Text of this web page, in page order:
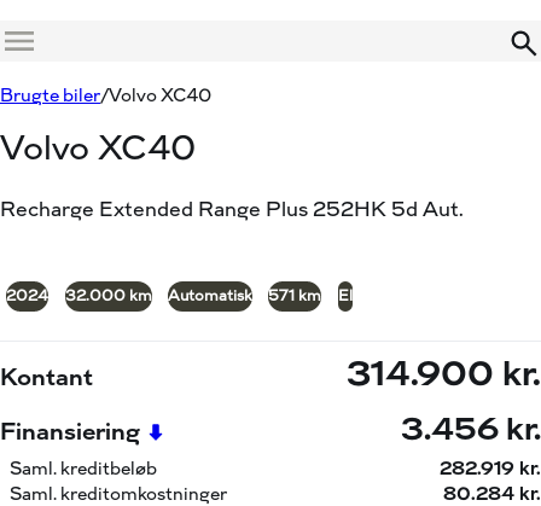
Menu
Brugte biler Volvo XC40
Volvo XC40
Recharge Extended Range Plus 252HK 5d Aut.
2024 32.000 km Automatisk 571 km El
Kontant 314.900 kr.
Finansiering 3.456 kr.
Saml. kreditbeløb
282.919 kr.
Saml. kreditomkostninger
80.284 kr.